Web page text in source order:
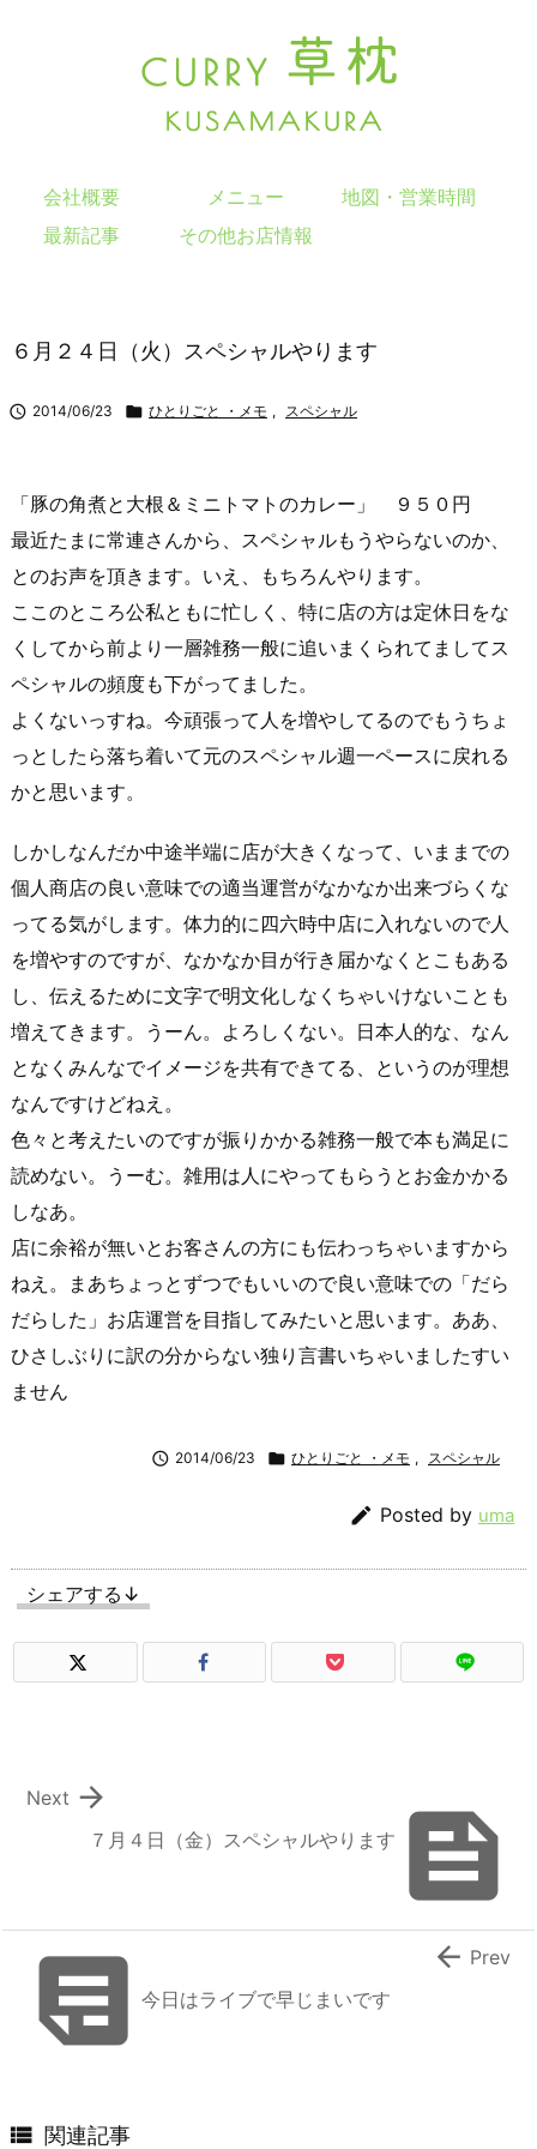
会社概要 メニュー
地図・営業時間
最新記事
その他お店情報
６月２４日（火）スペシャルやります
 2014/06/23  ひとりごと ・メモ , スペシャル
「豚の角煮と大根＆ミニトマトのカレー」 ９５０円
最近たまに常連さんから、スペシャルもうやらないのか、
とのお声を頂きます。いえ、もちろんやります。
ここのところ公私ともに忙しく、特に店の方は定休日をな
くしてから前より一層雑務一般に追いまくられてましてス
ペシャルの頻度も下がってました。
よくないっすね。今頑張って人を増やしてるのでもうちょ
っとしたら落ち着いて元のスペシャル週一ペースに戻れる
かと思います。
しかしなんだか中途半端に店が大きくなって、いままでの
個人商店の良い意味での適当運営がなかなか出来づらくな
ってる気がします。体力的に四六時中店に入れないので人
を増やすのですが、なかなか目が行き届かなくとこもある
し、伝えるために文字で明文化しなくちゃいけないことも
増えてきます。うーん。よろしくない。日本人的な、なん
となくみんなでイメージを共有できてる、というのが理想
なんですけどねえ。
色々と考えたいのですが振りかかる雑務一般で本も満足に
読めない。うーむ。雑用は人にやってもらうとお金かかる
しなあ。
店に余裕が無いとお客さんの方にも伝わっちゃいますから
ねえ。まあちょっとずつでもいいので良い意味での「だら
だらした」お店運営を目指してみたいと思います。ああ、
ひさしぶりに訳の分からない独り言書いちゃいましたすい
ません
 2014/06/23  ひとりごと ・メモ , スペシャル
 Posted by uma
シェアする↓

７月４日（金）スペシャルやります

Next
今日はライブで早じまいです
 Prev
 関連記事